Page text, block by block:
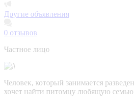
Другие объявления
0 отзывов
Частное лицо
Человек, который занимается
хочет найти питомцу любящую